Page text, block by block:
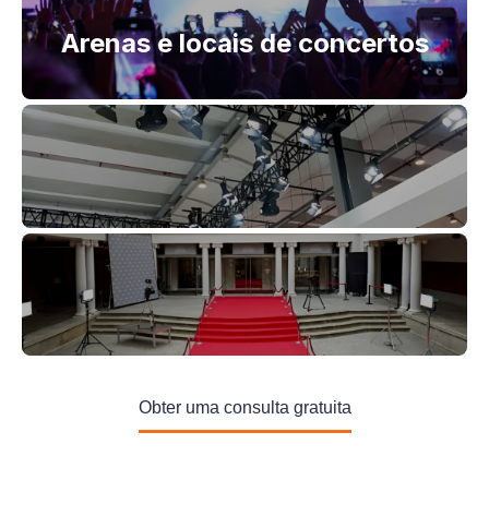
Arenas e locais de concertos
Obter uma consulta gratuita